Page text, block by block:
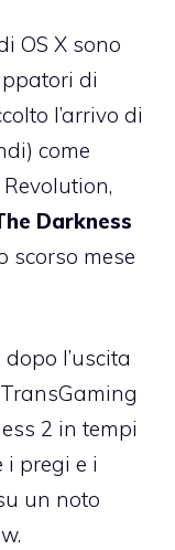
OS X sono
di
l’arrivo di
come
,
Darkness
scorso mese
l’uscita
2 in tempi
i pregi e i
un noto